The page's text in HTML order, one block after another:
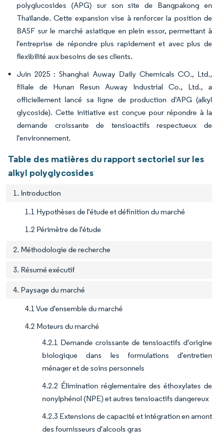
polyglucosides (APG) sur son site de Bangpakong en
Thaïlande. Cette expansion vise à renforcer la position de
BASF sur le marché asiatique en plein essor, permettant à
l'entreprise de répondre plus rapidement et avec plus de
flexibilité aux besoins de ses clients.
Juin 2025 : Shanghai Auway Daily Chemicals CO., Ltd.,
filiale de Hunan Resun Auway Industrial Co., Ltd., a
officiellement lancé sa ligne de production d'APG (alkyl
glycoside). Cette initiative est conçue pour répondre à la
demande croissante de tensioactifs respectueux de
l'environnement.
Table des matières du rapport sectoriel sur les
alkyl polyglycosides
1. Introduction
1.1 Hypothèses de l'étude et définition du marché
1.2 Périmètre de l'étude
2. Méthodologie de recherche
3. Résumé exécutif
4. Paysage du marché
4.1 Vue d'ensemble du marché
4.2 Moteurs du marché
4.2.1 Demande croissante de tensioactifs d'origine
biologique dans les formulations d'entretien
ménager et de soins personnels
4.2.2 Élimination réglementaire des éthoxylates de
nonylphénol (NPE) et autres tensioactifs dangereux
4.2.3 Extensions de capacité et intégration en amont
des fournisseurs d'alcools gras